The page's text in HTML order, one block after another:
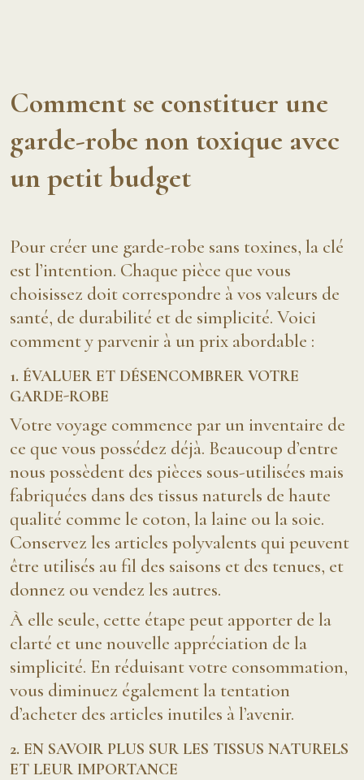
Comment se constituer une
garde-robe non toxique avec
un petit budget
Pour créer une garde-robe sans toxines, la clé
est l’intention. Chaque pièce que vous
choisissez doit correspondre à vos valeurs de
santé, de durabilité et de simplicité. Voici
comment y parvenir à un prix abordable :
1. ÉVALUER ET DÉSENCOMBRER VOTRE
GARDE-ROBE
Votre voyage commence par un inventaire de
ce que vous possédez déjà. Beaucoup d’entre
nous possèdent des pièces sous-utilisées mais
fabriquées dans des tissus naturels de haute
qualité comme le coton, la laine ou la soie.
Conservez les articles polyvalents qui peuvent
être utilisés au fil des saisons et des tenues, et
donnez ou vendez les autres.
À elle seule, cette étape peut apporter de la
clarté et une nouvelle appréciation de la
simplicité. En réduisant votre consommation,
vous diminuez également la tentation
d’acheter des articles inutiles à l’avenir.
2. EN SAVOIR PLUS SUR LES TISSUS NATURELS
ET LEUR IMPORTANCE